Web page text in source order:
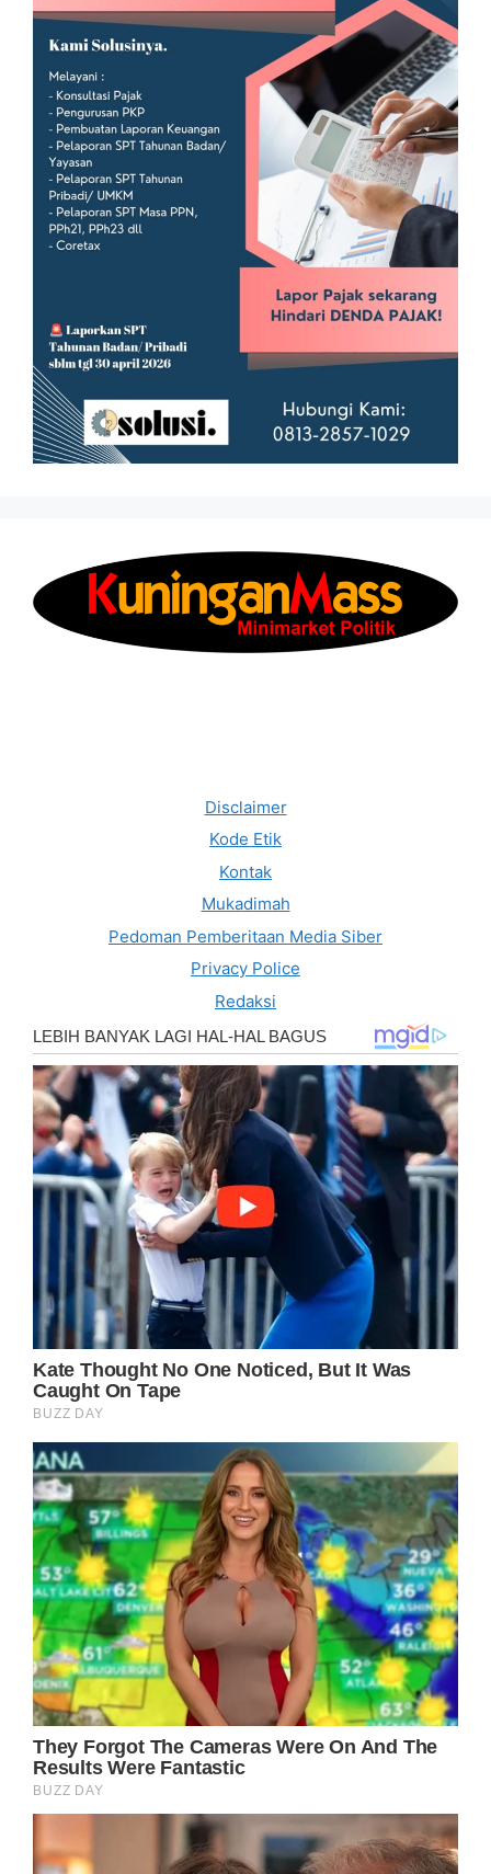
Disclaimer
Kode Etik
Kontak
Mukadimah
Pedoman Pemberitaan Media Siber
Privacy Police
Redaksi